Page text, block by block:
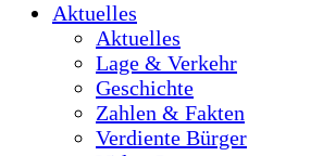
Aktuelles
Aktuelles
Lage & Verkehr
Geschichte
Zahlen & Fakten
Verdiente Bürger